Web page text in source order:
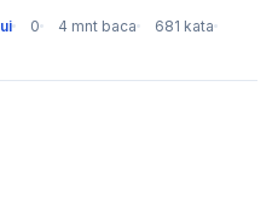
0 4 mnt baca
681 kata